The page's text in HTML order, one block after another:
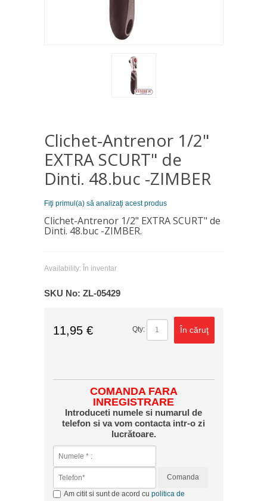
Clichet-Antrenor 1/2"
EXTRA SCURT" de
Dinti. 48.buc -ZIMBER
Fiţi primul(a) să analizaţi acest produs
Clichet-Antrenor 1/2" EXTRA SCURT" de
Dinti. 48.buc -ZIMBER.
Availability: În inventar
SKU No: ZL-05429
11,95 € Qty: În căruţ
COMANDA FARA
INREGISTRARE
Introduceti numele si numarul de
telefon si va vom contacta intr-o zi
lucrătoare.
Comanda
Am citit si sunt de acord cu politica de